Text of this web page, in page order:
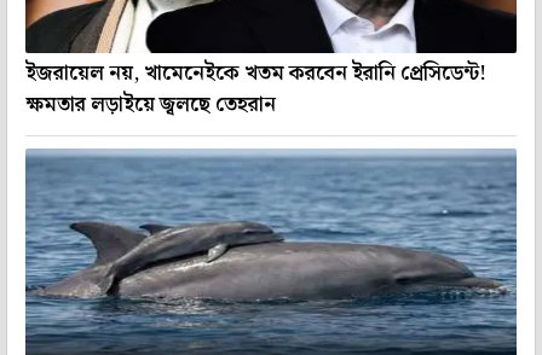
ইজরায়েল নয়, খামেনেইকে খতম করবেন ইরানি প্রেসিডেন্ট!
ক্ষমতার লড়াইয়ে জ্বলছে তেহরান